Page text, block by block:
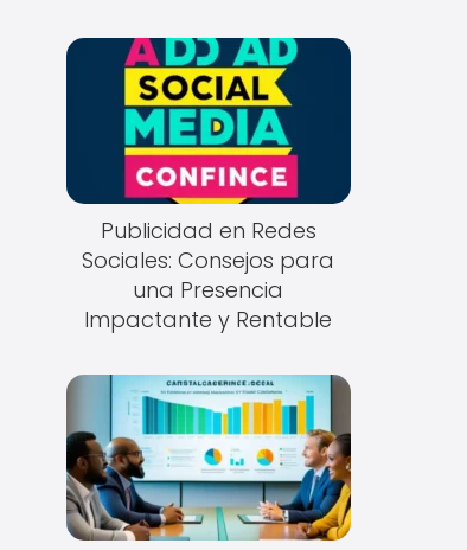
Publicidad en Redes
Sociales: Consejos para
una Presencia
Impactante y Rentable